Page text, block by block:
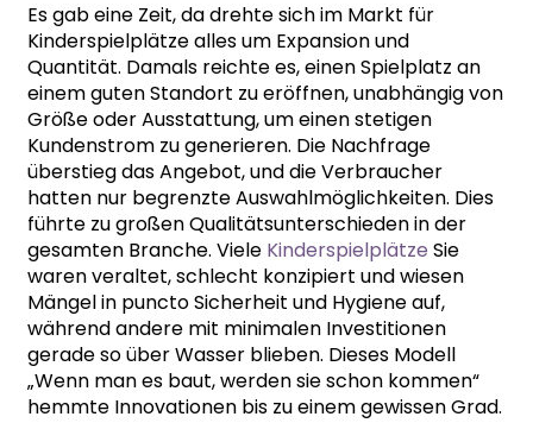
Es gab eine Zeit, da drehte sich im Markt für
Kinderspielplätze alles um Expansion und
Quantität. Damals reichte es, einen Spielplatz an
einem guten Standort zu eröffnen, unabhängig von
Größe oder Ausstattung, um einen stetigen
Kundenstrom zu generieren. Die Nachfrage
überstieg das Angebot, und die Verbraucher
hatten nur begrenzte Auswahlmöglichkeiten. Dies
führte zu großen Qualitätsunterschieden in der
gesamten Branche. Viele Kinderspielplätze Sie
waren veraltet, schlecht konzipiert und wiesen
Mängel in puncto Sicherheit und Hygiene auf,
während andere mit minimalen Investitionen
gerade so über Wasser blieben. Dieses Modell
„Wenn man es baut, werden sie schon kommen“
hemmte Innovationen bis zu einem gewissen Grad.